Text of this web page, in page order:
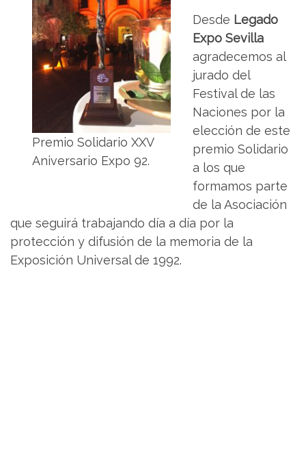
Premio Solidario XXV
Aniversario Expo 92.
Desde Legado
Expo Sevilla
agradecemos al
jurado del
Festival de las
Naciones por la
elección de este
premio Solidario
a los que
formamos parte
de la Asociación
que seguirá trabajando día a día por la
protección y difusión de la memoria de la
Exposición Universal de 1992.